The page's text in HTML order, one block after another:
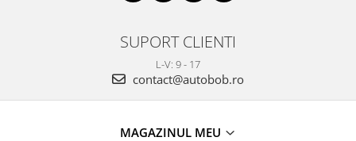
SUPORT CLIENTI
L-V: 9 - 17
contact@autobob.ro
MAGAZINUL MEU